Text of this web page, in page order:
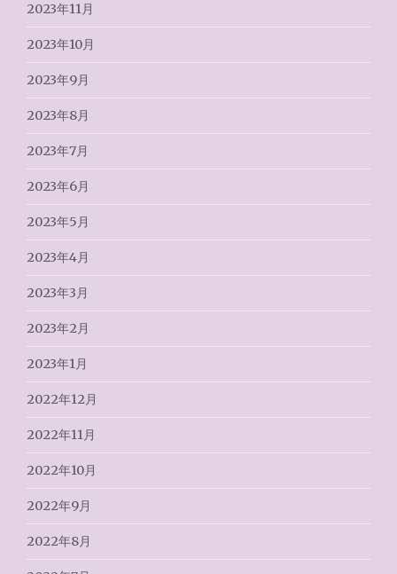
2023年11月
2023年10月
2023年9月
2023年8月
2023年7月
2023年6月
2023年5月
2023年4月
2023年3月
2023年2月
2023年1月
2022年12月
2022年11月
2022年10月
2022年9月
2022年8月